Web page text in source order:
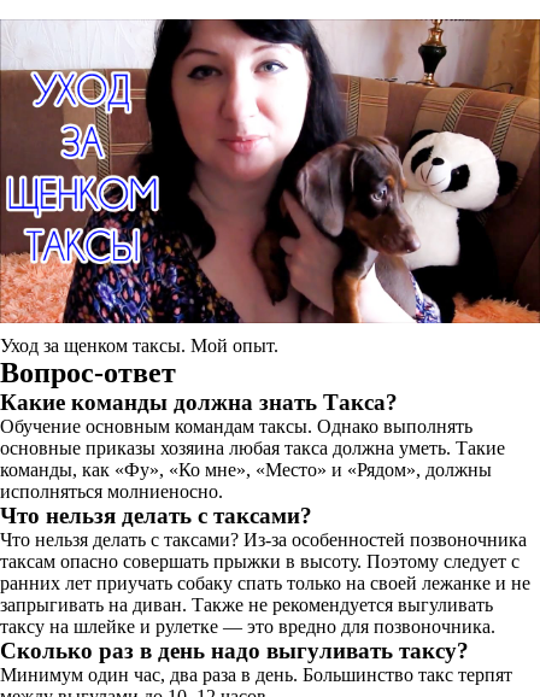
Уход за щенком таксы. Мой опыт.
Вопрос-ответ
Какие команды должна знать Такса?
Обучение основным командам таксы. Однако выполнять
основные приказы хозяина любая такса должна уметь. Такие
команды, как «Фу», «Ко мне», «Место» и «Рядом», должны
исполняться молниеносно.
Что нельзя делать с таксами?
Что нельзя делать с таксами? Из-за особенностей позвоночника
таксам опасно совершать прыжки в высоту. Поэтому следует с
ранних лет приучать собаку спать только на своей лежанке и не
запрыгивать на диван. Также не рекомендуется выгуливать
таксу на шлейке и рулетке — это вредно для позвоночника.
Сколько раз в день надо выгуливать таксу?
Минимум один час, два раза в день. Большинство такс терпят